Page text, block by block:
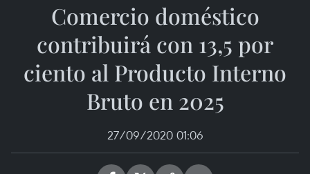
Comercio doméstico
contribuirá con 13,5 por
ciento al Producto Interno
Bruto en 2025
27/09/2020 01:06